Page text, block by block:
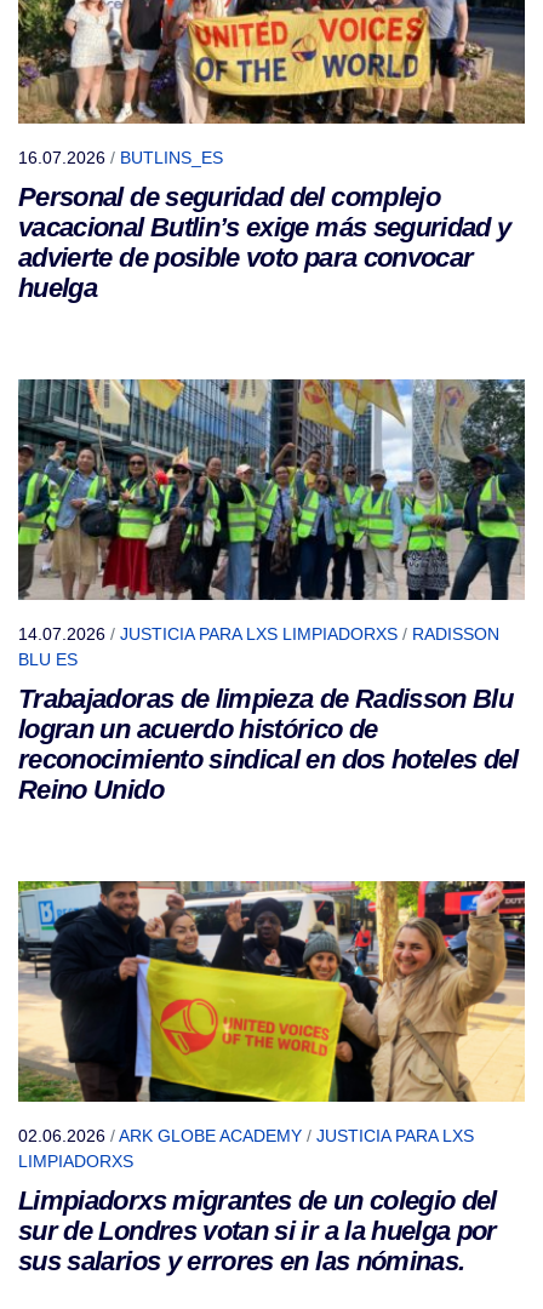
16.07.2026 / BUTLINS_ES
Personal de seguridad del complejo
vacacional Butlin’s exige más seguridad y
advierte de posible voto para convocar
huelga
14.07.2026 / JUSTICIA PARA LXS LIMPIADORXS / RADISSON
BLU ES
Trabajadoras de limpieza de Radisson Blu
logran un acuerdo histórico de
reconocimiento sindical en dos hoteles del
Reino Unido
02.06.2026 /ARK GLOBE ACADEMY / JUSTICIA PARA LXS
LIMPIADORXS
Limpiadorxs migrantes de un colegio del
sur de Londres votan si ir a la huelga por
sus salarios y errores en las nóminas.